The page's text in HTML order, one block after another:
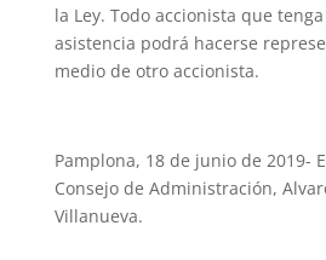
la Ley. Todo accionista que
asistencia podrá hacerse
medio de otro accionista.
Pamplona, 18 de junio de 2019-
Consejo de Administración,
Villanueva.